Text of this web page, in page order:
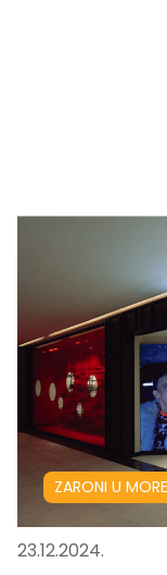
ZARONI U MORE
23.12.2024.